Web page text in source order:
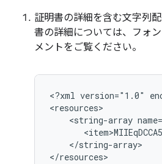
証明書の詳細を含む文字列
書の詳細については、フォ
メントをご覧ください。
<?xml version="1.0"
<string-array
</string-array>
</resources>